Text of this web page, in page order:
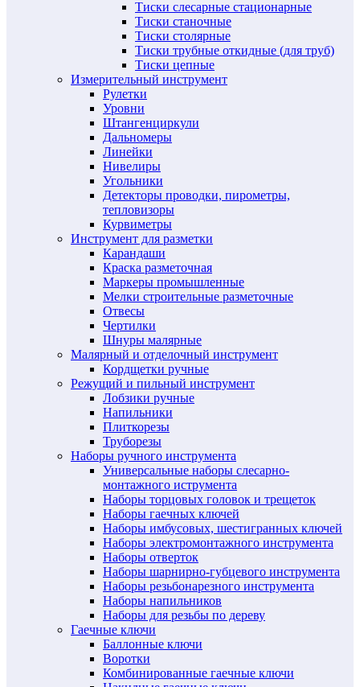
Тиски слесарные стационарные
Тиски станочные
Тиски столярные
Тиски трубные откидные (для труб)
Тиски цепные
Измерительный инструмент
Рулетки
Уровни
Штангенциркули
Дальномеры
Линейки
Нивелиры
Угольники
Детекторы проводки, пирометры,
тепловизоры
Курвиметры
Инструмент для разметки
Карандаши
Краска разметочная
Маркеры промышленные
Мелки строительные разметочные
Отвесы
Чертилки
Шнуры малярные
Малярный и отделочный инструмент
Кордщетки ручные
Режущий и пильный инструмент
Лобзики ручные
Напильники
Плиткорезы
Труборезы
Наборы ручного инструмента
Универсальные наборы слесарно-
монтажного иструмента
Наборы торцовых головок и трещеток
Наборы гаечных ключей
Наборы имбусовых, шестигранных ключей
Наборы электромонтажного инструмента
Наборы отверток
Наборы шарнирно-губцевого инструмента
Наборы резьбонарезного инструмента
Наборы напильников
Наборы для резьбы по дереву
Гаечные ключи
Баллонные ключи
Воротки
Комбинированные гаечные ключи